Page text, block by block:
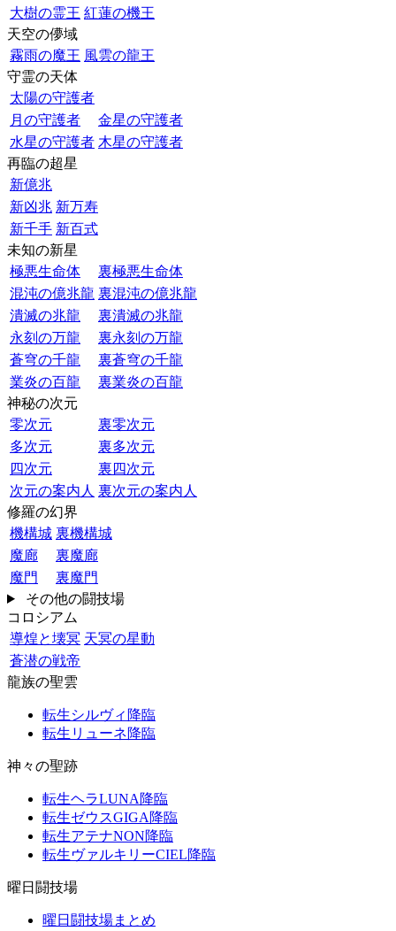
大樹の霊王 紅蓮の機王
天空の儚域
霧雨の魔王 風雲の龍王
守霊の天体
太陽の守護者
月の守護者
金星の守護者
水星の守護者 木星の守護者
再臨の超星
新億兆
新凶兆 新万寿
新千手 新百式
未知の新星
極悪生命体
裏極悪生命体
混沌の億兆龍 裏混沌の億兆龍
潰滅の兆龍
裏潰滅の兆龍
永刻の万龍
裏永刻の万龍
蒼穹の千龍
裏蒼穹の千龍
業炎の百龍
裏業炎の百龍
神秘の次元
零次元
裏零次元
多次元
裏多次元
四次元
裏四次元
次元の案内人 裏次元の案内人
修羅の幻界
機構城 裏機構城
魔廊
裏魔廊
魔門
裏魔門
その他の闘技場
コロシアム
導煌と壊冥 天冥の星動
蒼潜の戦帝
龍族の聖雲
転生シルヴィ降臨
転生リューネ降臨
神々の聖跡
転生ヘラLUNA降臨
転生ゼウスGIGA降臨
転生アテナNON降臨
転生ヴァルキリーCIEL降臨
曜日闘技場
曜日闘技場まとめ